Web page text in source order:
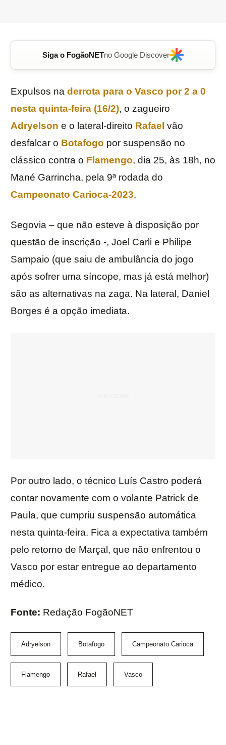
Siga o FogãoNETno Google Discover
Expulsos na derrota para o Vasco por 2 a 0
nesta quinta-feira (16/2), o zagueiro
Adryelson e o lateral-direito Rafael vão
desfalcar o Botafogo por suspensão no
clássico contra o Flamengo, dia 25, às 18h, no
Mané Garrincha, pela 9ª rodada do
Campeonato Carioca-2023.
Segovia – que não esteve à disposição por
questão de inscrição -, Joel Carli e Philipe
Sampaio (que saiu de ambulância do jogo
após sofrer uma síncope, mas já está melhor)
são as alternativas na zaga. Na lateral, Daniel
Borges é a opção imediata.
Por outro lado, o técnico Luís Castro poderá
contar novamente com o volante Patrick de
Paula, que cumpriu suspensão automática
nesta quinta-feira. Fica a expectativa também
pelo retorno de Marçal, que não enfrentou o
Vasco por estar entregue ao departamento
médico.
Fonte: Redação FogãoNET
Adryelson Botafogo Campeonato Carioca
Flamengo Rafael Vasco